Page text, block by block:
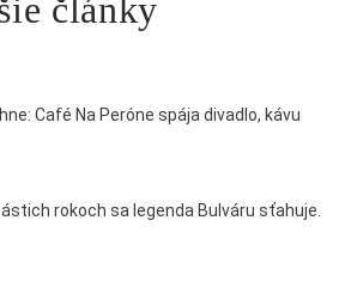
články
Café Na Peróne spája divadlo, kávu
rokoch sa legenda Bulváru sťahuje.